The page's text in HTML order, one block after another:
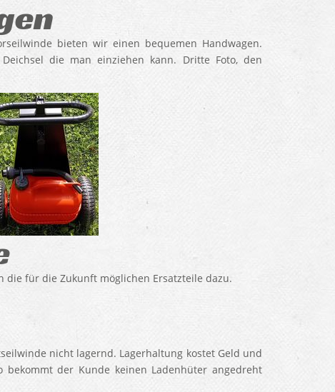
bieten wir einen bequemen Handwagen.
die man einziehen kann. Dritte Foto, den
für die Zukunft möglichen Ersatzteile dazu.
nicht lagernd. Lagerhaltung kostet Geld und
der Kunde keinen Ladenhüter angedreht